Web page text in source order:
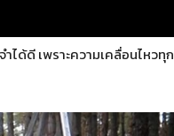
ด้ดี เพราะความเคลื่อนไหวทุก